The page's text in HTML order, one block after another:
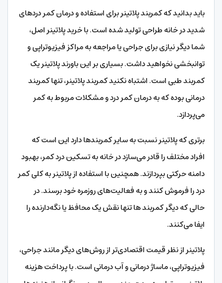
باید بدانید که کمربند پلاتینر برای استفاده و درمان کمر دردهای
شدید در خانه طراحی تولید شده است. با خرید پلاتینر اصل،
شما دیگر نیازی برای جراحی یا مراجعه به مراکز فیزیوتراپی و
توانبخشی نخواهید داشت. بسیاری بر این باورند پلاتینر یک
کمربند طبی است. اشتباه نکنید کمربند پلاتینر، تنها کمربند
درمانی بوده که به درمان کمر درد و مشکلات مربوط به کمر
می‌پردازد.
برتری که پلاتینر نسبت به سایر کمربند‌ها دارد این است که
افراد مختلف را قادر می‌سازد در خانه به تسکین درد کمر، بهبود
دامنه حرکتی بپردازند. همچنین با استفاده از پلاتینر به کلی کمر
درد را فرموش کنند و به فعالیت‌های روزمره خود برسند. در
حالی که دیگر کمربند ها تنها نقش یک محافظ یا نگه‌دارنده را
ایفا می‌کنند.
پلاتینر از نظر قیمت اقتصادی‌تر از روش‌های دیگر مانند جراحی،
فیزیوتراپی، ماساژ درمانی و آب درمانی است. با پرداخت هزینه